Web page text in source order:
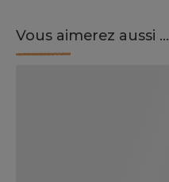
Vous aimerez aussi ...